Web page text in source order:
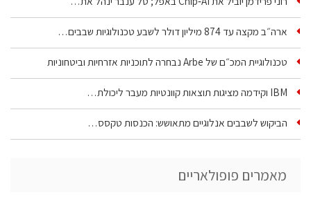
ארה״ב מקצה עד 874 מיליון דולר לשבע טכנולוגיות שבבים…
טכנולוגיית המכ״ם של Arbe נבחרה לתוכניות אזרחיות וביטחוניות
IBM וקידמה מציגות תוצאות קוונטיות מעבר ליכולת…
הביקוש לשבבים אנלוגיים מתאושש: הכנסות טקסס…
מאמרים פופולאריים